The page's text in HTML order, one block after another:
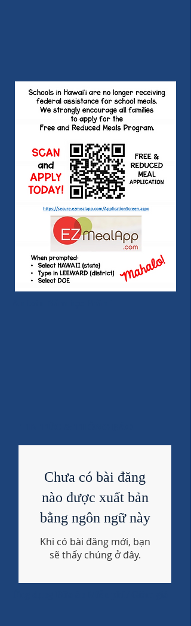
Chưa có bài đăng
nào được xuất bản
bằng ngôn ngữ này
Khi có bài đăng mới, bạn
sẽ thấy chúng ở đây.